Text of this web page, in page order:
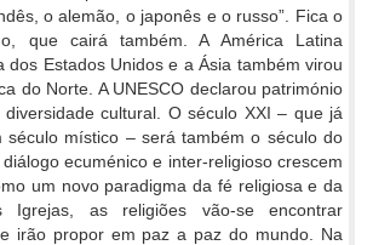
o alemão, o japonês e o russo”. Fica o
que cairá também. A América Latina
dos Estados Unidos e a Ásia também virou
do Norte. A UNESCO declarou património
cultural. O século XXI – que já
século místico – será também o século do
ecuménico e inter-religioso crescem
um novo paradigma da fé religiosa e da
Igrejas, as religiões vão-se encontrar
irão propor em paz a paz do mundo. Na